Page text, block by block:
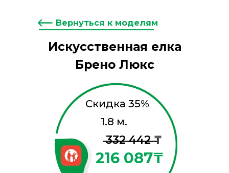
Вернуться к моделям
Искусственная елка
Брено Люкс
Скидка 35%
1.8 м.
332 442 ₸
216 087₸